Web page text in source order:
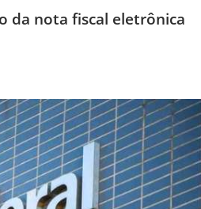
da nota fiscal eletrônica